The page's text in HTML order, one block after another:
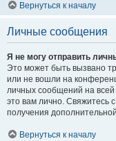
Вернуться к началу
Личные сообщения
Я не могу отправить
Это может быть вызвано
или не вошли на
личных сообщений на
это вам лично. Свяжитесь
получения
Вернуться к началу